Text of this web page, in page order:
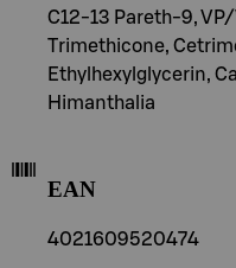
C12-13 Pareth-9,
Trimethicone,
Ethylhexylglycerin,
Himanthalia
EAN
4021609520474